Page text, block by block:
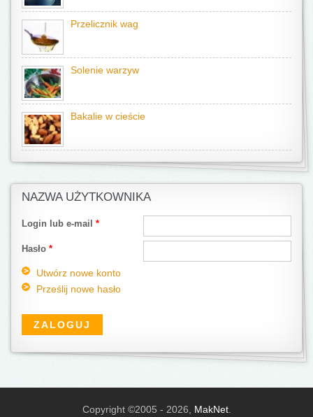
Przelicznik wag
Solenie warzyw
Bakalie w cieście
NAZWA UŻYTKOWNIKA
Login lub e-mail *
Hasło *
Utwórz nowe konto
Prześlij nowe hasło
Copyright ©2005 - 2026, MakNet.